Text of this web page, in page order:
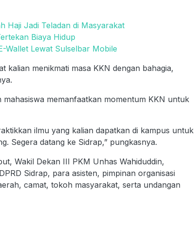
Haji Jadi Teladan di Masyarakat
Biaya Hidup
Wallet Lewat Sulselbar Mobile
kalian menikmati masa KKN dengan bahagia,
memanfaatkan momentum KKN untuk
ilmu yang kalian dapatkan di kampus untuk
Segera datang ke Sidrap,” pungkasnya.
Wakil Dekan III PKM Unhas Wahiduddin,
Sidrap, para asisten, pimpinan organisasi
camat, tokoh masyarakat, serta undangan